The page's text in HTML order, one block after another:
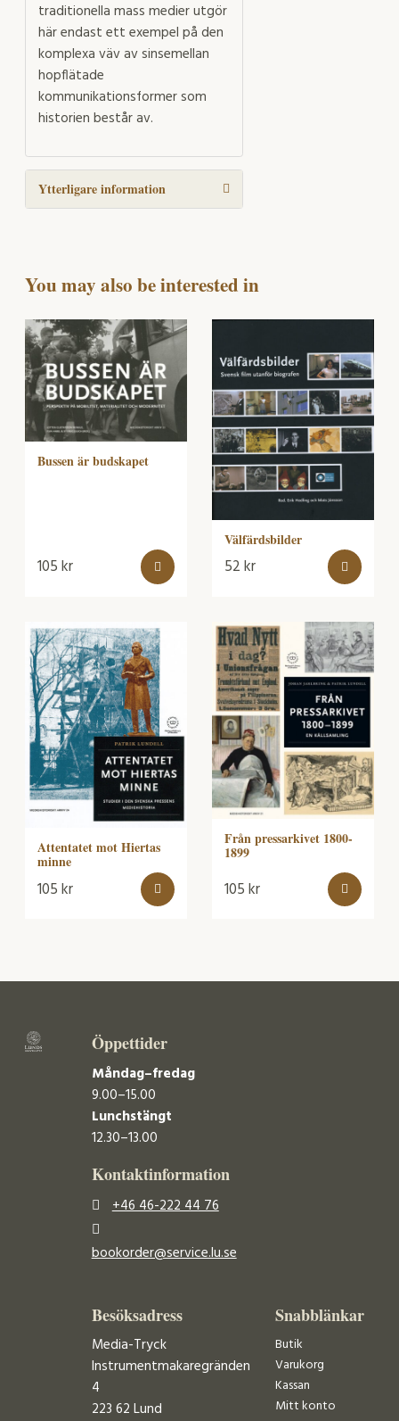
traditionella mass­ medier utgör
här endast ett exempel på den
komplexa väv av sinsemellan
hopflätade
kommunikationsformer som
historien består av.
Ytterligare information
You may also be interested in
Bussen är budskapet
105kr
Välfärdsbilder
52kr
Attentatet mot Hiertas
minne
105kr
Från pressarkivet 1800-
1899
105kr
Öppettider
Måndag–fredag
9.00–15.00
Lunchstängt
12.30–13.00
Kontaktinformation
+46 46-222 44 76
bookorder@service.lu.se
Besöksadress
Media-Tryck
Instrumentmakaregränden
4
223 62 Lund
Snabblänkar
Butik
Varukorg
Kassan
Mitt konto